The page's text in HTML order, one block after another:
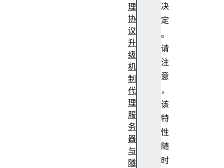
决
定
。
请
注
意
，
该
特
性
随
时
理
协
议
升
级
机
制
代
理
服
务
器
与
隧